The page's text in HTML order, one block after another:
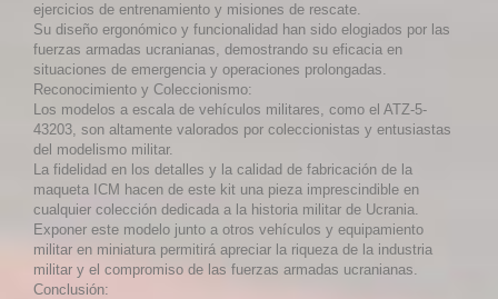
ejercicios de entrenamiento y misiones de rescate.
Su diseño ergonómico y funcionalidad han sido elogiados por las
fuerzas armadas ucranianas, demostrando su eficacia en
situaciones de emergencia y operaciones prolongadas.
Reconocimiento y Coleccionismo:
Los modelos a escala de vehículos militares, como el ATZ-5-
43203, son altamente valorados por coleccionistas y entusiastas
del modelismo militar.
La fidelidad en los detalles y la calidad de fabricación de la
maqueta ICM hacen de este kit una pieza imprescindible en
cualquier colección dedicada a la historia militar de Ucrania.
Exponer este modelo junto a otros vehículos y equipamiento
militar en miniatura permitirá apreciar la riqueza de la industria
militar y el compromiso de las fuerzas armadas ucranianas.
Conclusión: